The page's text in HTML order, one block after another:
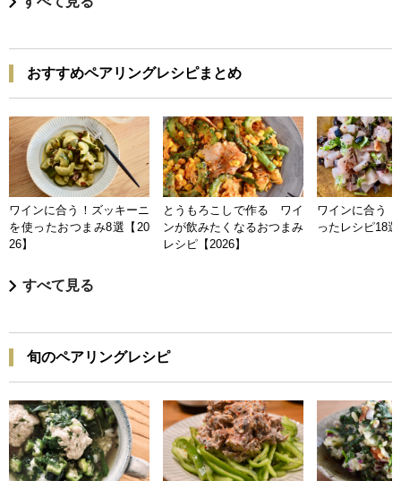
おすすめペアリングレシピまとめ
ワインに合う！ズッキーニ
を使ったおつまみ8選【20
26】
とうもろこしで作る ワイ
ンが飲みたくなるおつまみ
レシピ【2026】
ワインに合う
ったレシピ18
すべて見る
旬のペアリングレシピ